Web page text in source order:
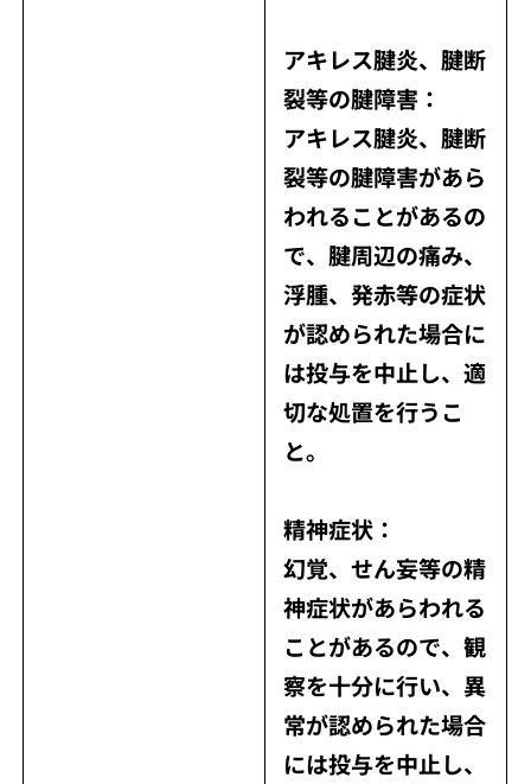
アキレス腱炎、腱断
裂等の腱障害：
アキレス腱炎、腱断
裂等の腱障害があら
われることがあるの
で、腱周辺の痛み、
浮腫、発赤等の症状
が認められた場合に
は投与を中止し、適
切な処置を行うこ
と。
精神症状：
幻覚、せん妄等の精
神症状があらわれる
ことがあるので、観
察を十分に行い、異
常が認められた場合
には投与を中止し、